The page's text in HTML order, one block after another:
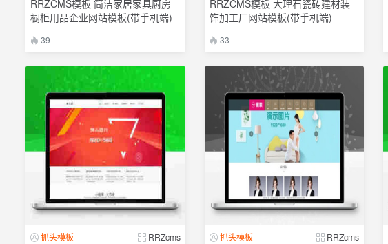
RRZCMS模板 简洁家居家具厨房
橱柜用品企业网站模板(带手机端)
39
RRZCMS模板 大理石瓷砖建材装
饰加工厂网站模板(带手机端)
33
抓头模板 RRZcms 抓头模板 RRZcms